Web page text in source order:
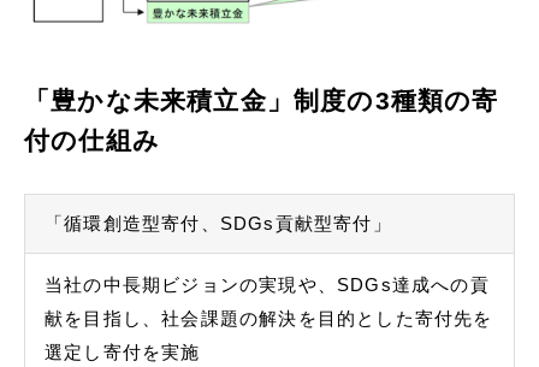
「豊かな未来積⽴⾦」制度の3種類の寄
付の仕組み
「循環創造型寄付、SDGs貢献型寄付」
当社の中⻑期ビジョンの実現や、SDGs達成への貢
献を⽬指し、社会課題の解決を⽬的とした寄付先を
選定し寄付を実施